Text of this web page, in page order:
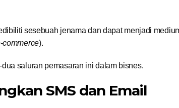
sesebuah jenama dan dapat menjadi
commerce).
saluran pemasaran ini dalam bisnes.
SMS dan Email